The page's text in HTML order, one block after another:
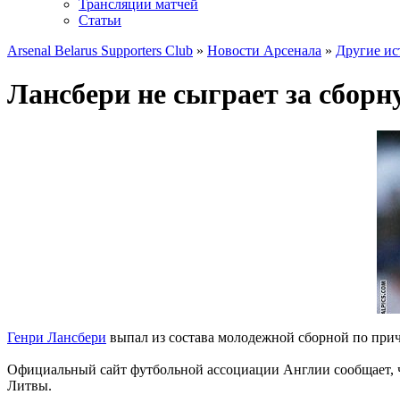
Трансляции матчей
Статьи
Arsenal Belarus Supporters Club » Новости Арсенала » Другие
Лансбери не сыграет за
Генри Лансбери выпал из состава молодежной сборной по
Официальный сайт футбольной ассоциации Англии сообщает,
Литвы.